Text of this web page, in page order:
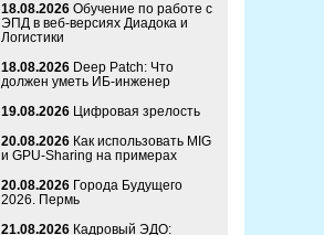
18.08.2026 Обучение по работе с
ЭПД в веб-версиях Диадока и
Логистики
18.08.2026 Deep Patch: Что
должен уметь ИБ-инженер
19.08.2026 Цифровая зрелость
20.08.2026 Как использовать MIG
и GPU-Sharing на примерах
20.08.2026 Города Будущего
2026. Пермь
21.08.2026 Кадровый ЭДО: